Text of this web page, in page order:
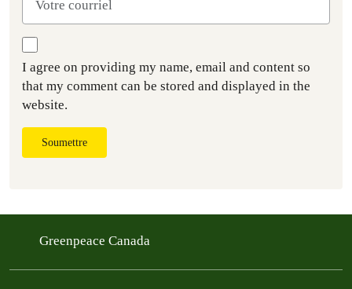
I agree on providing my name, email and content so
that my comment can be stored and displayed in the
website.
Soumettre
Greenpeace Canada